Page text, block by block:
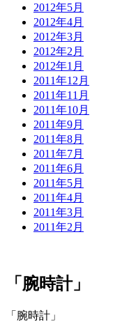
2012年5月
2012年4月
2012年3月
2012年2月
2012年1月
2011年12月
2011年11月
2011年10月
2011年9月
2011年8月
2011年7月
2011年6月
2011年5月
2011年4月
2011年3月
2011年2月
「腕時計」
「腕時計」